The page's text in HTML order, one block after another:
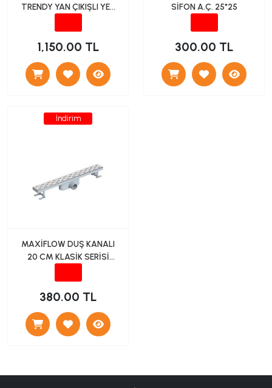
TRENDY YAN ÇIKIŞLI YER
1,150.00 TL
SİFON A.Ç. 25*25
300.00 TL
İndirim
MAXİFLOW DUŞ KANALI
20 CM KLASİK SERİSİ
380.00 TL